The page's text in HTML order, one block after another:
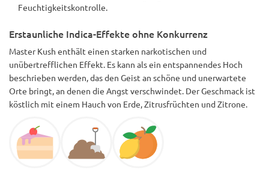
Feuchtigkeitskontrolle.
Erstaunliche Indica-Effekte ohne Konkurrenz
Master Kush enthält einen starken narkotischen und
unübertrefflichen Effekt. Es kann als ein entspannendes Hoch
beschrieben werden, das den Geist an schöne und unerwartete
Orte bringt, an denen die Angst verschwindet. Der Geschmack ist
köstlich mit einem Hauch von Erde, Zitrusfrüchten und Zitrone.